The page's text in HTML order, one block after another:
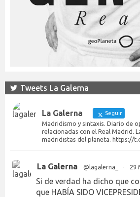
Tweets La Galerna
La Galerna Seguir
Madridismo y sintaxis. Diario de
relacionadas con el Real Madrid.
madridistas del planeta. https://
La Galerna @lagalerna_ · 29
Si de verdad ha dicho que
que HABÍA SIDO